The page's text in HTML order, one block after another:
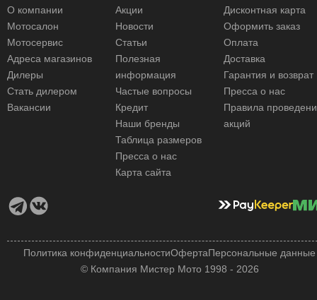
О компании
Мотосалон
Мотосервис
Адреса магазинов
Дилеры
Стать дилером
Вакансии
Акции
Новости
Статьи
Полезная
информация
Частые вопросы
Кредит
Наши бренды
Таблица размеров
Пресса о нас
Карта сайта
Дисконтная карта
Оформить заказ
Оплата
Доставка
Гарантия и возврат
Пресса о нас
Правила
акций
© Компания Мистер Мото 1998 - 2026
Политика конфиденциальностиОфертаПерсональные данные